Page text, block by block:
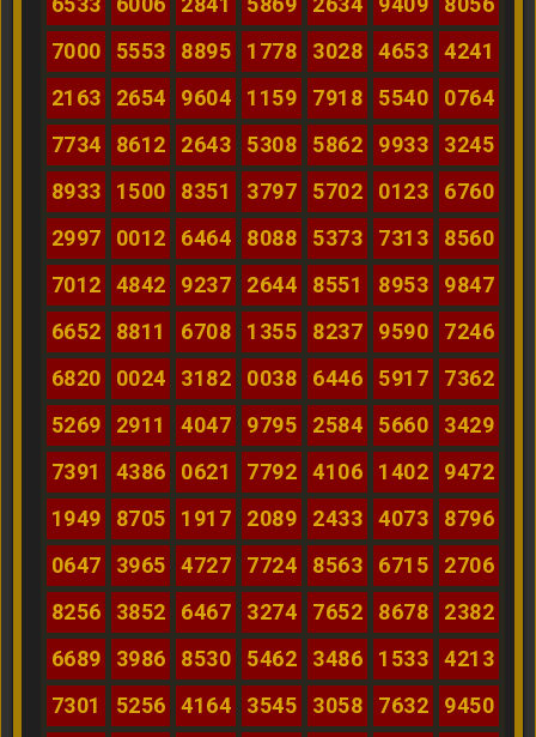
7000
5553 8895 1778 3028 4653
4241
2163
2654 9604 1159 7918 5540
0764
7734
8612 2643 5308 5862 9933
3245
8933
1500 8351 3797 5702 0123
6760
2997
0012 6464 8088 5373 7313
8560
7012
4842 9237 2644 8551 8953
9847
6652
8811 6708 1355 8237 9590
7246
6820
0024 3182 0038 6446 5917
7362
5269
2911 4047 9795 2584 5660
3429
7391
4386 0621 7792 4106 1402
9472
1949
8705 1917 2089 2433 4073
8796
0647
3965 4727 7724 8563 6715
2706
8256
3852 6467 3274 7652 8678
2382
6689
3986 8530 5462 3486 1533
4213
7301
5256 4164 3545 3058 7632
9450